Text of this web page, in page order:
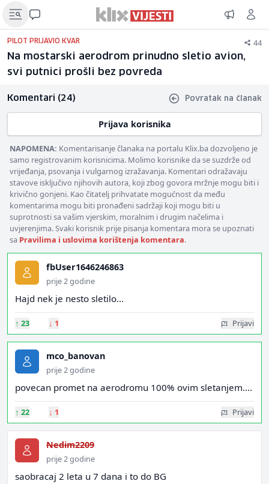
PILOT PRIJAVIO KVAR 44
Na mostarski aerodrom prinudno sletio avion,
svi putnici prošli bez povreda
Komentari (24) Povratak na članak
Prijava korisnika
NAPOMENA: Komentarisanje članaka na portalu Klix.ba dozvoljeno je
samo registrovanim korisnicima. Molimo korisnike da se suzdrže od
vrijeđanja, psovanja i vulgarnog izražavanja. Komentari odražavaju
stavove isključivo njihovih autora, koji zbog govora mržnje mogu biti i
krivično gonjeni. Kao čitatelj prihvatate mogućnost da među
komentarima mogu biti pronađeni sadržaji koji mogu biti u
suprotnosti sa vašim vjerskim, moralnim i drugim načelima i
uvjerenjima. Svaki korisnik prije pisanja komentara mora se upoznati
sa Pravilima i uslovima korištenja komentara.
fbUser1646246863
prije 2 godine
Hajd nek je nesto sletilo...
↑ 23 ↓ 1 Prijavi
mco_banovan
prije 2 godine
povecan promet na aerodromu 100% ovim sletanjem....
↑ 22 ↓ 1 Prijavi
Nedim2209
prije 2 godine
saobracaj 2 leta u 7 dana i to do BG